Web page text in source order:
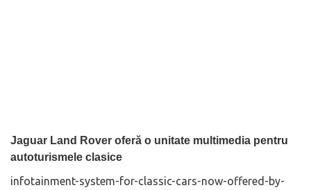
Jaguar Land Rover oferă o unitate multimedia pentru
autoturismele clasice
infotainment-system-for-classic-cars-now-offered-by-